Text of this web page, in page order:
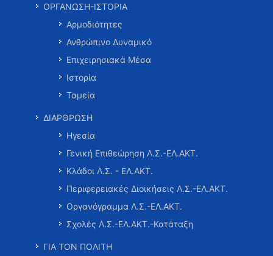
ΟΡΓΑΝΩΣΗ-ΙΣΤΟΡΙΑ
Αρμοδιότητες
Ανθρώπινο Δυναμικό
Επιχειρησιακά Μέσα
Ιστορία
Ταμεία
ΔΙΑΡΘΡΩΣΗ
Ηγεσία
Γενική Επιθεώρηση Λ.Σ.-ΕΛ.ΑΚΤ.
Κλάδοι Λ.Σ. - ΕΛ.ΑΚΤ.
Περιφερειακές Διοικήσεις Λ.Σ.-ΕΛ.ΑΚΤ.
Οργανόγραμμα Λ.Σ.-ΕΛ.ΑΚΤ.
Σχολές Λ.Σ.-ΕΛ.ΑΚΤ.-Κατάταξη
ΓΙΑ ΤΟΝ ΠΟΛΙΤΗ